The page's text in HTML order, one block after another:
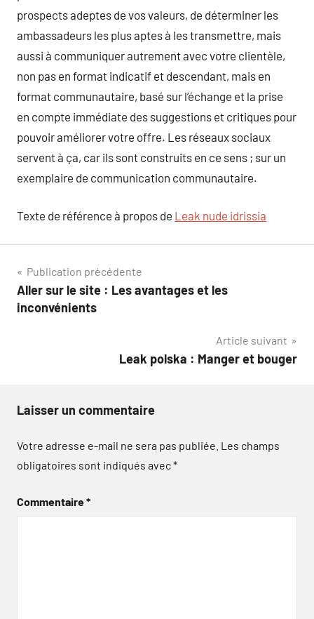
prospects adeptes de vos valeurs, de déterminer les
ambassadeurs les plus aptes à les transmettre, mais
aussi à communiquer autrement avec votre clientèle,
non pas en format indicatif et descendant, mais en
format communautaire, basé sur l’échange et la prise
en compte immédiate des suggestions et critiques pour
pouvoir améliorer votre offre. Les réseaux sociaux
servent à ça, car ils sont construits en ce sens ; sur un
exemplaire de communication communautaire.
Texte de référence à propos de Leak nude idrissia
Navigation
de
Publication précédente
Aller sur le site : Les avantages et les
inconvénients
Article suivant
Leak polska : Manger et bouger
Laisser un commentaire
Votre adresse e-mail ne sera pas publiée. Les champs
obligatoires sont indiqués avec*
Commentaire*